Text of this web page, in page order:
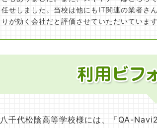
任せしました。当校は他にもIT関連の業者さ
りが効く会社だと評価させていただいています
八千代松陰高等学校様には、「QA-